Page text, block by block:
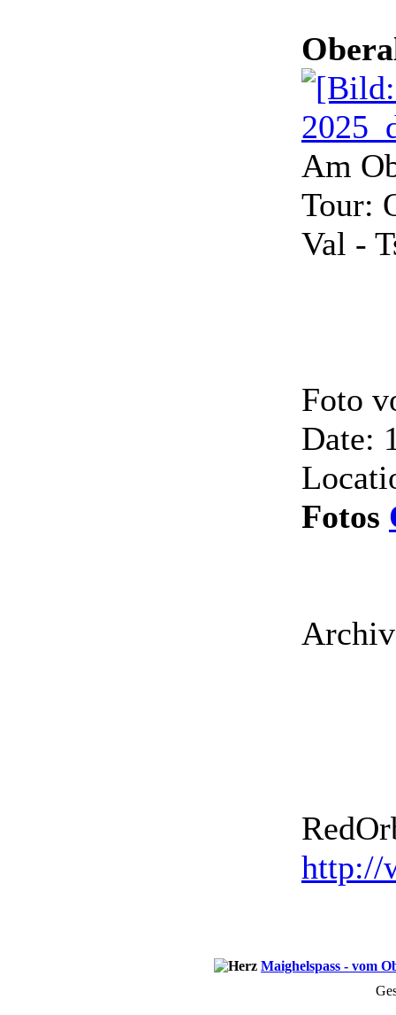
Am
Tour:
Val -
Foto
Date:
Fotos
http://
Maighelspass - vom